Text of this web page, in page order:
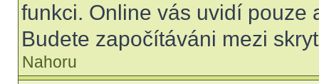
funkci. Online vás uvidí pouze
Budete započítáváni mezi
Nahoru